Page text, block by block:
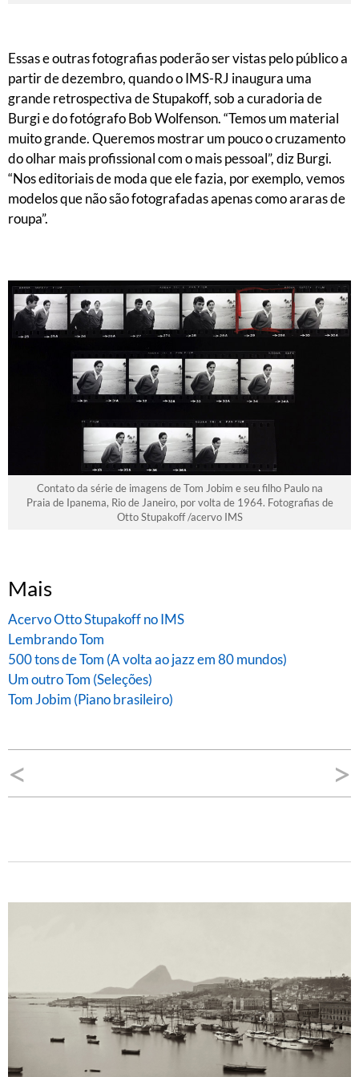
Essas e outras fotografias poderão ser vistas pelo público a
partir de dezembro, quando o IMS-RJ inaugura uma
grande retrospectiva de Stupakoff, sob a curadoria de
Burgi e do fotógrafo Bob Wolfenson. “Temos um material
muito grande. Queremos mostrar um pouco o cruzamento
do olhar mais profissional com o mais pessoal”, diz Burgi.
“Nos editoriais de moda que ele fazia, por exemplo, vemos
modelos que não são fotografadas apenas como araras de
roupa”.
Contato da série de imagens de Tom Jobim e seu filho Paulo na
Praia de Ipanema, Rio de Janeiro, por volta de 1964. Fotografias de
Otto Stupakoff /acervo IMS
Mais
Acervo Otto Stupakoff no IMS
Lembrando Tom
500 tons de Tom (A volta ao jazz em 80 mundos)
Um outro Tom (Seleções)
Tom Jobim (Piano brasileiro)
Navegação
de
< >